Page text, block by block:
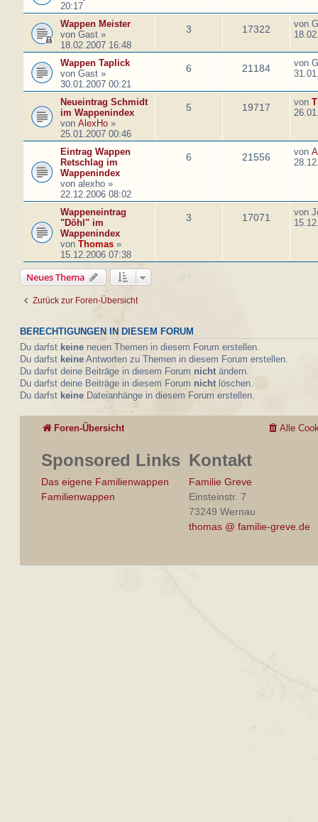
20:17
Wappen Meister
von Gast »
18.02.2007 16:48
3 17322 von
Wappen Taplick
von Gast »
30.01.2007 00:21
6 21184 von
Neueintrag Schmidt
im Wappenindex
von AlexHo »
25.01.2007 00:46
5 19717 von
Eintrag Wappen
Retschlag im
Wappenindex
von alexho »
22.12.2006 08:02
6 21556 von
Wappeneintrag
"Döhl" im
Wappenindex
von Thomas »
15.12.2006 07:38
3 17071 von
Neues Thema
Zurück zur Foren-Übersicht
BERECHTIGUNGEN IN DIESEM FORUM
Du darfst keine neuen Themen in diesem Forum erstellen.
Du darfst keine Antworten zu Themen in diesem Forum erstellen.
Du darfst deine Beiträge in diesem Forum nicht ändern.
Du darfst deine Beiträge in diesem Forum nichtlöschen.
Du darfst keine Dateianhänge in diesem Forum erstellen.
Foren-Übersicht Alle
Sponsored Links
Das eigene Familienwappen
Familienwappen
Kontakt
Familie Greve
Einsteinstr. 7
73249 Wernau
thomas @ familie-greve.de